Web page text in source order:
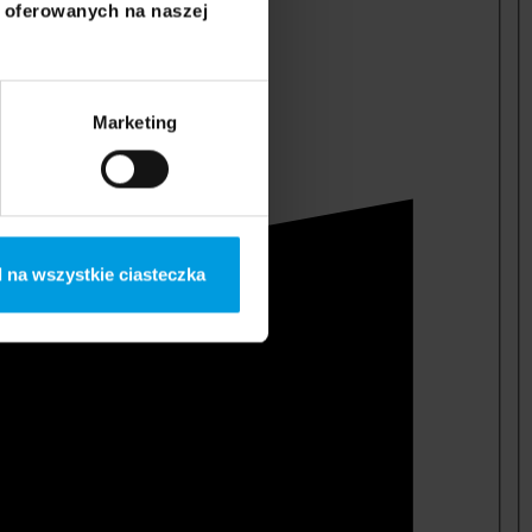
na naszej
Marketing
na wszystkie ciasteczka